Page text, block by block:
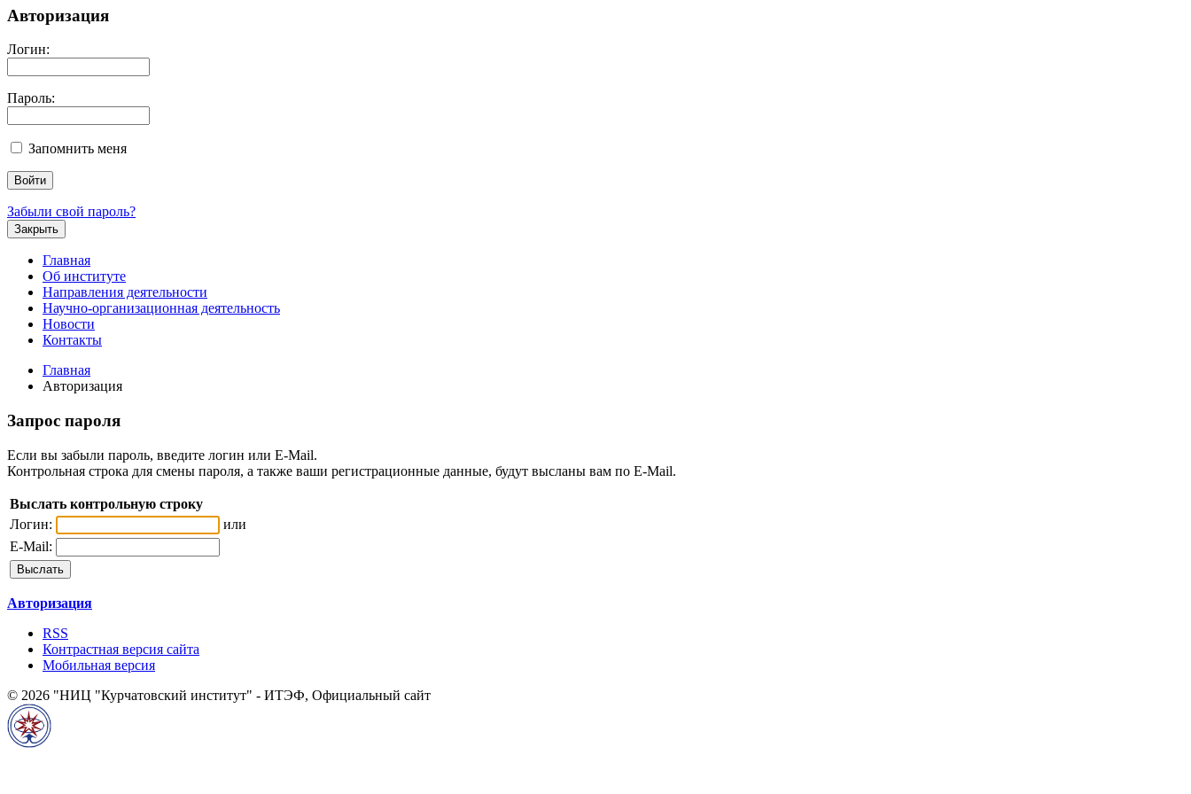
Авторизация
Логин:
Пароль:
Запомнить меня
Забыли свой пароль?
Закрыть
Главная
Об институте
Направления деятельности
Научно-организационная деятельность
Новости
Контакты
Главная
Авторизация
Запрос пароля
Если вы забыли пароль, введите логин или E-Mail.
Контрольная строка для смены пароля, а также ваши регистрационные данные, будут высланы вам по E-Mail.
Выслать контрольную строку
Логин:
или
E-Mail:
Авторизация
RSS
Контрастная версия сайта
Мобильная версия
© 2026 "НИЦ "Курчатовский институт" - ИТЭФ, Официальный сайт